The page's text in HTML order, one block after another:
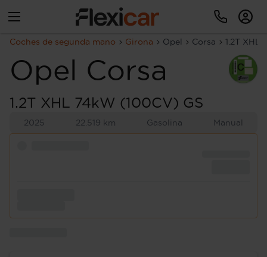
Coches de segunda mano Girona Opel Corsa 1.2T XHL
Opel Corsa
1.2T XHL 74kW (100CV) GS
2025 22.519 km Gasolina Manual